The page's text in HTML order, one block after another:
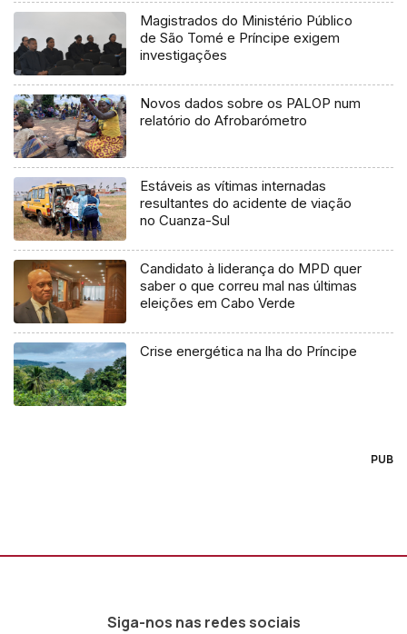
Magistrados do Ministério Público
de São Tomé e Príncipe exigem
investigações
Novos dados sobre os PALOP num
relatório do Afrobarómetro
Estáveis as vítimas internadas
resultantes do acidente de viação
no Cuanza-Sul
Candidato à liderança do MPD quer
saber o que correu mal nas últimas
eleições em Cabo Verde
Crise energética na lha do Príncipe
PUB
Siga-nos nas redes sociais